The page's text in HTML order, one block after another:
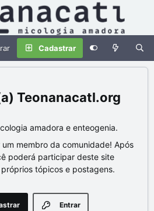
Cadastrar
Teonanacatl.org
amadora e enteogenia.
membro da comunidade! Após
poderá participar deste site
tópicos e postagens.
Entrar